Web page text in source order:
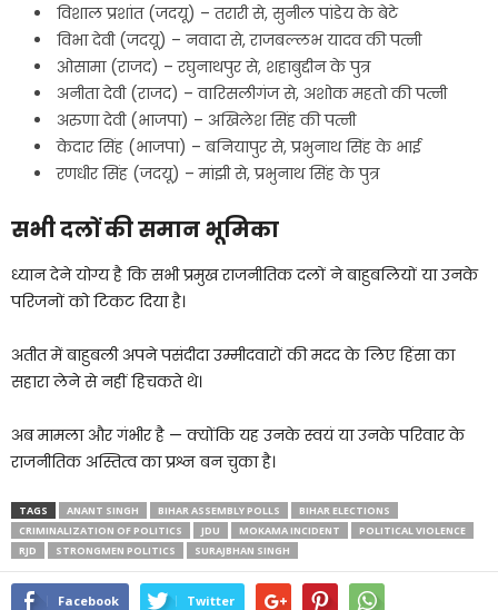
विशाल प्रशांत (जदयू) – तरारी से, सुनील पांडेय के बेटे
विभा देवी (जदयू) – नवादा से, राजबल्लभ यादव की पत्नी
ओसामा (राजद) – रघुनाथपुर से, शहाबुद्दीन के पुत्र
अनीता देवी (राजद) – वारिसलीगंज से, अशोक महतो की पत्नी
अरुणा देवी (भाजपा) – अखिलेश सिंह की पत्नी
केदार सिंह (भाजपा) – बनियापुर से, प्रभुनाथ सिंह के भाई
रणधीर सिंह (जदयू) – मांझी से, प्रभुनाथ सिंह के पुत्र
सभी दलों की समान भूमिका
ध्यान देने योग्य है कि सभी प्रमुख राजनीतिक दलों ने बाहुबलियों या उनके
परिजनों को टिकट दिया है।
अतीत में बाहुबली अपने पसंदीदा उम्मीदवारों की मदद के लिए हिंसा का
सहारा लेने से नहीं हिचकते थे।
अब मामला और गंभीर है — क्योंकि यह उनके स्वयं या उनके परिवार के
राजनीतिक अस्तित्व का प्रश्न बन चुका है।
TAGS ANANT SINGH BIHAR ASSEMBLY POLLS
BIHAR ELECTIONS
CRIMINALIZATION OF POLITICS
JDU MOKAMA INCIDENT
POLITICAL VIOLENCE
RJD
STRONGMEN POLITICS SURAJBHAN SINGH
Facebook Twitter